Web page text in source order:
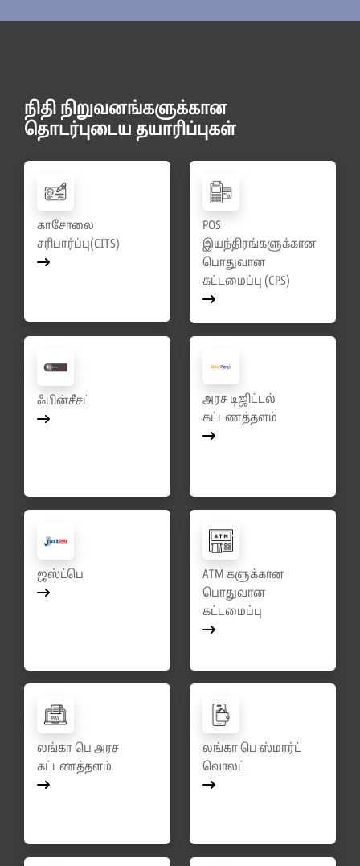
நிதி நிறுவனங்களுக்கான
தொடர்புடைய தயாரிப்புகள்
காசோலை
சரிபார்ப்பு(CITS)
POS
இயந்திரங்களுக்கான
பொதுவான
கட்டமைப்பு (CPS)
ஃபின்சீசட்
அரச டிஜிட்டல்
கட்டணத்தளம்
ஜஸ்ட்பெ
ATM களுக்கான
பொதுவான
கட்டமைப்பு
லங்கா பெ அரச
கட்டணத்தளம்
லங்கா பெ ஸ்மார்ட்
வொலட்